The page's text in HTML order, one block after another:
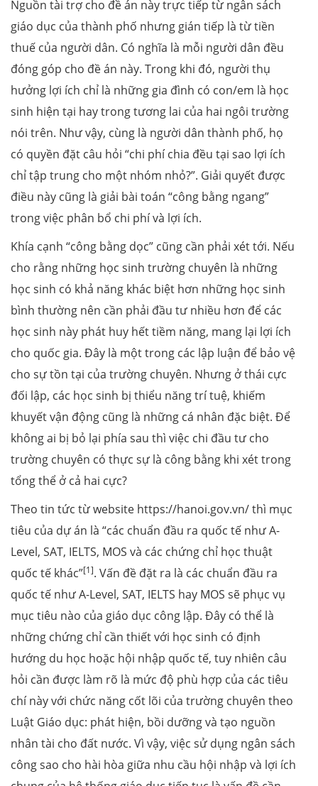
Nguồn tài trợ cho đề án này trực tiếp từ ngân sách
giáo dục của thành phố nhưng gián tiếp là từ tiền
thuế của người dân. Có nghĩa là mỗi người dân đều
đóng góp cho đề án này. Trong khi đó, người thụ
hưởng lợi ích chỉ là những gia đình có con/em là học
sinh hiện tại hay trong tương lai của hai ngôi trường
nói trên. Như vậy, cùng là người dân thành phố, họ
có quyền đặt câu hỏi “chi phí chia đều tại sao lợi ích
chỉ tập trung cho một nhóm nhỏ?”. Giải quyết được
điều này cũng là giải bài toán “công bằng ngang”
trong việc phân bổ chi phí và lợi ích.
Khía cạnh “công bằng dọc” cũng cần phải xét tới. Nếu
cho rằng những học sinh trường chuyên là những
học sinh có khả năng khác biệt hơn những học sinh
bình thường nên cần phải đầu tư nhiều hơn để các
học sinh này phát huy hết tiềm năng, mang lại lợi ích
cho quốc gia. Đây là một trong các lập luận để bảo vệ
cho sự tồn tại của trường chuyên. Nhưng ở thái cực
đối lập, các học sinh bị thiểu năng trí tuệ, khiếm
khuyết vận động cũng là những cá nhân đặc biệt. Để
không ai bị bỏ lại phía sau thì việc chi đầu tư cho
trường chuyên có thực sự là công bằng khi xét trong
tổng thể ở cả hai cực?
Theo tin tức từ website https://hanoi.gov.vn/ thì mục
tiêu của dự án là “các chuẩn đầu ra quốc tế như A-
Level, SAT, IELTS, MOS và các chứng chỉ học thuật
quốc tế khác”[1]. Vấn đề đặt ra là các chuẩn đầu ra
quốc tế như A-Level, SAT, IELTS hay MOS sẽ phục vụ
mục tiêu nào của giáo dục công lập. Đây có thể là
những chứng chỉ cần thiết với học sinh có định
hướng du học hoặc hội nhập quốc tế, tuy nhiên câu
hỏi cần được làm rõ là mức độ phù hợp của các tiêu
chí này với chức năng cốt lõi của trường chuyên theo
Luật Giáo dục: phát hiện, bồi dưỡng và tạo nguồn
nhân tài cho đất nước. Vì vậy, việc sử dụng ngân sách
công sao cho hài hòa giữa nhu cầu hội nhập và lợi ích